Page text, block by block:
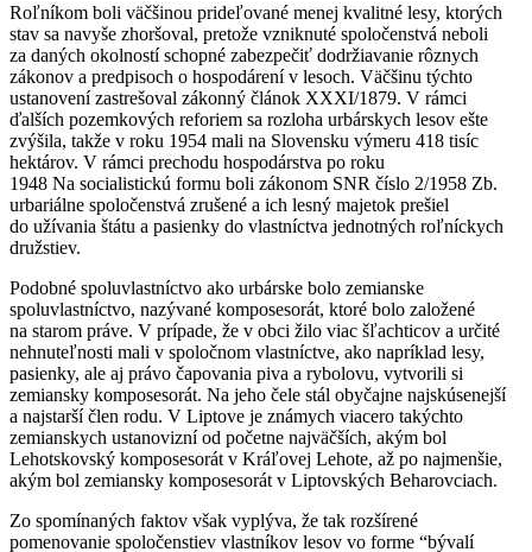
Roľníkom boli väčšinou prideľované menej kvalitné lesy, ktorých
stav sa navyše zhoršoval, pretože vzniknuté spoločenstvá neboli
za daných okolností schopné zabezpečiť dodržiavanie rôznych
zákonov a predpisoch o hospodárení v lesoch. Väčšinu týchto
ustanovení zastrešoval zákonný článok XXXI/1879. V rámci
ďalších pozemkových reforiem sa rozloha urbárskych lesov ešte
zvýšila, takže v roku 1954 mali na Slovensku výmeru 418 tisíc
hektárov. V rámci prechodu hospodárstva po roku
1948 Na socialistickú formu boli zákonom SNR číslo 2/1958 Zb.
urbariálne spoločenstvá zrušené a ich lesný majetok prešiel
do užívania štátu a pasienky do vlastníctva jednotných roľníckych
družstiev.
Podobné spoluvlastníctvo ako urbárske bolo zemianske
spoluvlastníctvo, nazývané komposesorát, ktoré bolo založené
na starom práve. V prípade, že v obci žilo viac šľachticov a určité
nehnuteľnosti mali v spoločnom vlastníctve, ako napríklad lesy,
pasienky, ale aj právo čapovania piva a rybolovu, vytvorili si
zemiansky komposesorát. Na jeho čele stál obyčajne najskúsenejší
a najstarší člen rodu. V Liptove je známych viacero takýchto
zemianskych ustanovizní od početne najväčších, akým bol
Lehotskovský komposesorát v Kráľovej Lehote, až po najmenšie,
akým bol zemiansky komposesorát v Liptovských Beharovciach.
Zo spomínaných faktov však vyplýva, že tak rozšírené
pomenovanie spoločenstiev vlastníkov lesov vo forme “bývalí